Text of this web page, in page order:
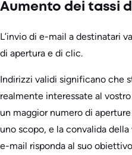
Aumento dei tassi
L’invio di e-mail a destinatari
di apertura e di clic.
Indirizzi validi significano che
realmente interessate al
un maggior numero di
uno scopo, e la convalida
e-mail risponda al suo